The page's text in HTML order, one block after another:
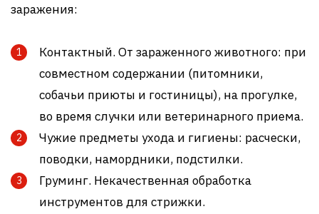
заражения:
Контактный. От зараженного животного: при
совместном содержании (питомники,
собачьи приюты и гостиницы), на прогулке,
во время случки или ветеринарного приема.
Чужие предметы ухода и гигиены: расчески,
поводки, намордники, подстилки.
Груминг. Некачественная обработка
инструментов для стрижки.